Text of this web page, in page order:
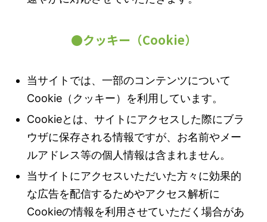
●クッキー（Cookie）
当サイトでは、一部のコンテンツについて
Cookie（クッキー）を利用しています。
Cookieとは、サイトにアクセスした際にブラ
ウザに保存される情報ですが、お名前やメー
ルアドレス等の個人情報は含まれません。
当サイトにアクセスいただいた方々に効果的
な広告を配信するためやアクセス解析に
Cookieの情報を利用させていただく場合があ